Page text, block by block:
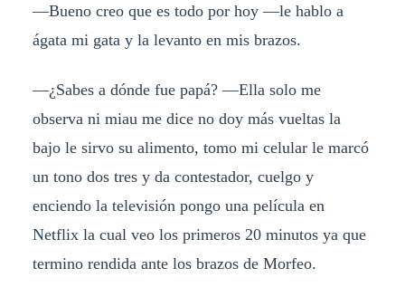
—Bueno creo que es todo por hoy —le hablo a
ágata mi gata y la levanto en mis brazos.
—¿Sabes a dónde fue papá? —Ella solo me
observa ni miau me dice no doy más vueltas la
bajo le sirvo su alimento, tomo mi celular le marcó
un tono dos tres y da contestador, cuelgo y
enciendo la televisión pongo una película en
Netflix la cual veo los primeros 20 minutos ya que
termino rendida ante los brazos de Morfeo.